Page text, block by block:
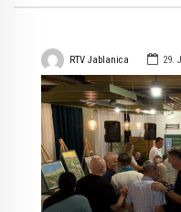
RTV Jablanica 29.